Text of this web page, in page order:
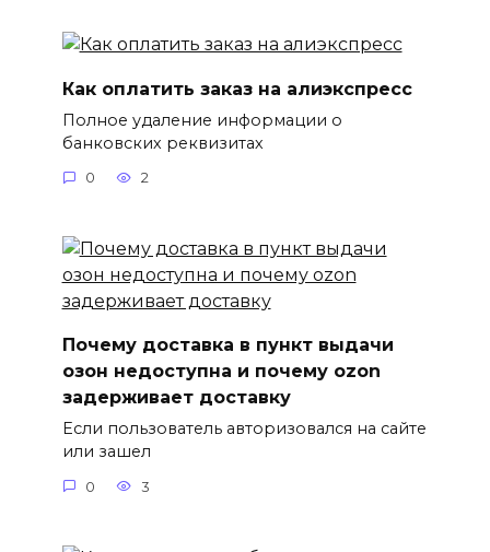
Как оплатить заказ на алиэкспресс
Полное удаление информации о
банковских реквизитах
0 2
Почему доставка в пункт выдачи
озон недоступна и почему ozon
задерживает доставку
Если пользователь авторизовался на сайте
или зашел
0 3